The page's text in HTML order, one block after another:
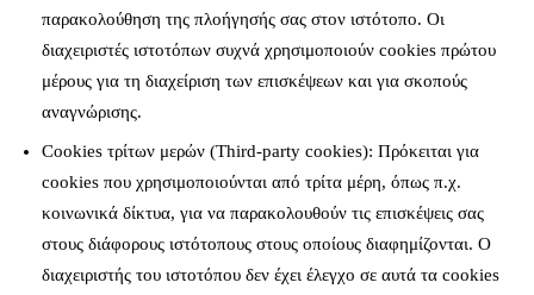
παρακολούθηση της πλοήγησής σας στον ιστότοπο. Οι
διαχειριστές ιστοτόπων συχνά χρησιμοποιούν cookies πρώτου
μέρους για τη διαχείριση των επισκέψεων και για σκοπούς
αναγνώρισης.
Cookies τρίτων μερών (Third-party cookies): Πρόκειται για
cookies που χρησιμοποιούνται από τρίτα μέρη, όπως π.χ.
κοινωνικά δίκτυα, για να παρακολουθούν τις επισκέψεις σας
στους διάφορους ιστότοπους στους οποίους διαφημίζονται. Ο
διαχειριστής του ιστοτόπου δεν έχει έλεγχο σε αυτά τα cookies